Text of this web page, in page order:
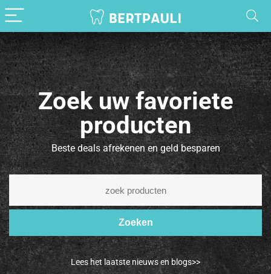
Zoek uw favoriete
producten
Beste deals afrekenen en geld besparen
Zoeken
Lees het laatste nieuws en blogs>>